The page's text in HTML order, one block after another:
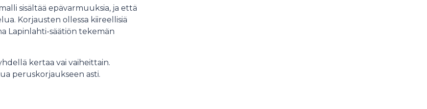
sisältää epävarmuuksia, ja että
Korjausten ollessa kiireellisiä
Lapinlahti-säätiön tekemän
kertaa vai vaiheittain.
peruskorjaukseen asti.